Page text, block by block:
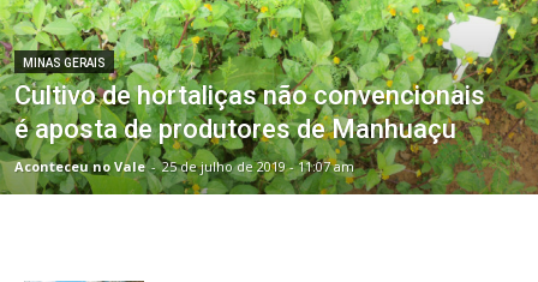
MINAS GERAIS
Cultivo de hortaliças não convencionais
é aposta de produtores de Manhuaçu
Aconteceu no Vale - 25 de julho de 2019 - 11:07 am